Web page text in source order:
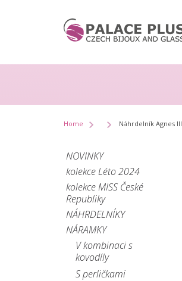
Home Náhrdelník Agnes III
NOVINKY
kolekce Léto 2024
kolekce MISS České
Republiky
NÁHRDELNÍKY
NÁRAMKY
V kombinaci s
kovodíly
S perličkami